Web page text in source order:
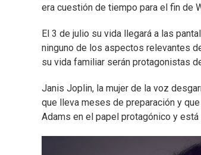
era cuestión de tiempo para el fin de
El 3 de julio su vida llegará a las
ninguno de los aspectos relevantes
su vida familiar serán protagonistas
Janis Joplin, la mujer de la voz
que lleva meses de preparación y
Adams en el papel protagónico y